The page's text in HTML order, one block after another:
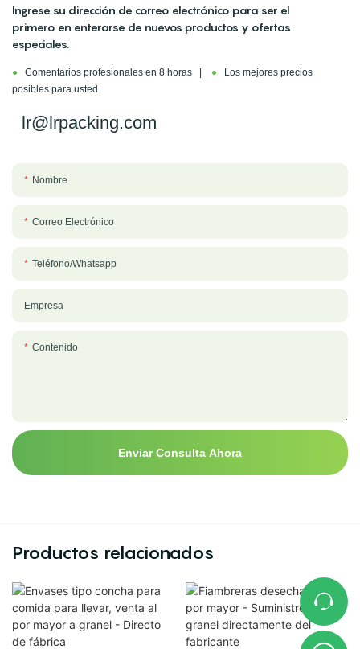
Ingrese su dirección de correo electrónico para ser el
primero en enterarse de nuevos productos y ofertas
especiales.
● Comentarios profesionales en 8 horas | ●
Los mejores precios
posibles para usted
lr@lrpacking.com
Nombre
Correo Electrónico
Teléfono/whatsapp
Empresa
Contenido
Enviar Consulta Ahora
Productos relacionados